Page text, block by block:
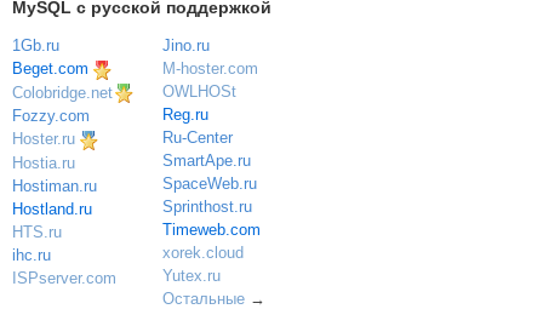
MySQL с русской поддержкой
1Gb.ru
Beget.com
Colobridge.net
Fozzy.com
Hoster.ru
Hostia.ru
Hostiman.ru
Hostland.ru
HTS.ru
ihc.ru
ISPserver.com
Jino.ru
M-hoster.com
OWLHOSt
Reg.ru
Ru-Center
SmartApe.ru
SpaceWeb.ru
Sprinthost.ru
Timeweb.com
xorek.cloud
Yutex.ru
Остальные→